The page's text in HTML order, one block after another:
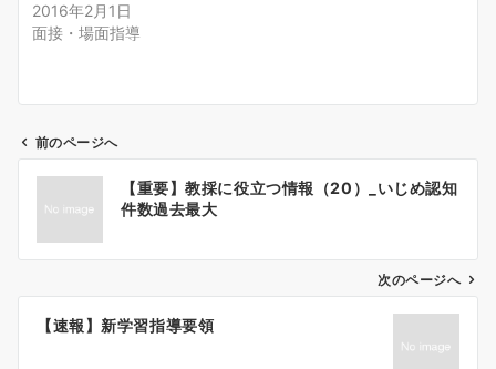
2016年2月1日
面接・場面指導
ビ
前のページへ
【重要】教採に役立つ情報（20）_いじめ認知
件数過去最大
次のページへ
【速報】新学習指導要領